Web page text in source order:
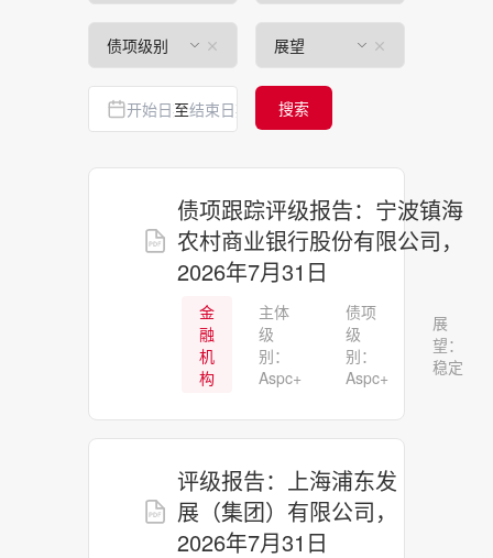
至 搜索
债项跟踪评级报告：宁波镇海
农村商业银行股份有限公司，
2026年7月31日
金
融
机
构
主体
级
别：
Aspc+
债项
级
别：
Aspc+
展
望：
稳定
评级报告：上海浦东发
展（集团）有限公司，
2026年7月31日